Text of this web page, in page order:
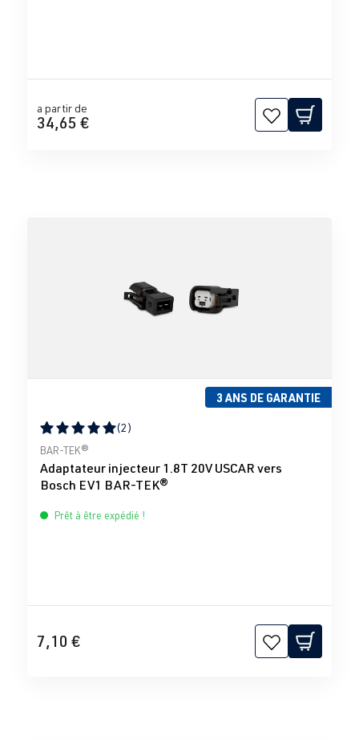
a partir de
34,65 €
3 ANS DE GARANTIE
Note moyenne de 5 sur 5 étoiles
(2)
BAR-TEK®
Adaptateur injecteur 1.8T 20V USCAR vers
Bosch EV1 BAR-TEK®
Prêt à être expédié !
7,10 €